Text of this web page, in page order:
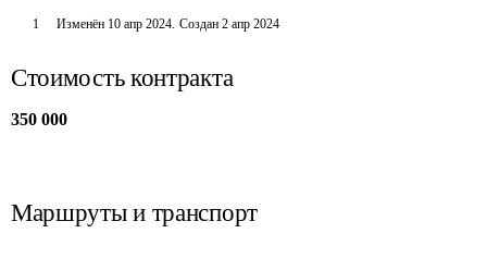
1 Изменён 10 апр 2024. Создан 2 апр 2024
Стоимость контракта
350 000
Маршруты и транспорт